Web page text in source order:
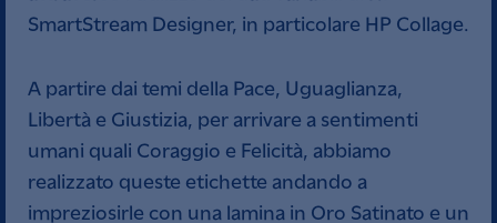
SmartStream Designer, in particolare HP Collage.
A partire dai temi della Pace, Uguaglianza,
Libertà e Giustizia, per arrivare a sentimenti
umani quali Coraggio e Felicità, abbiamo
realizzato queste etichette andando a
impreziosirle con una lamina in Oro Satinato e un